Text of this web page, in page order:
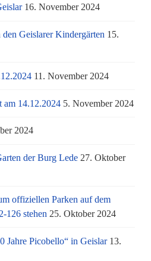
16. November 2024
Geislarer Kindergärten 15.
11. November 2024
am 14.12.2024 5. November 2024
2024
der Burg Lede 27. Oktober
offiziellen Parken auf dem
126 stehen 25. Oktober 2024
Jahre Picobello“ in Geislar 13.